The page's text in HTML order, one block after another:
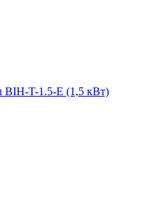
BIH-T-1.5-E (1,5 кВт)